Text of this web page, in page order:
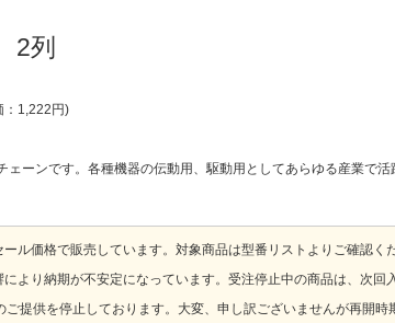
2列
1,222円
ェーンです。各種機器の伝動用、駆動用としてあらゆる産業で活
ル価格で販売しています。対象商品は型番リストよりご確認く
より納期が不安定になっています。受注停止中の商品は、次回
提供を停止しております。大変、申し訳ございませんが再開時